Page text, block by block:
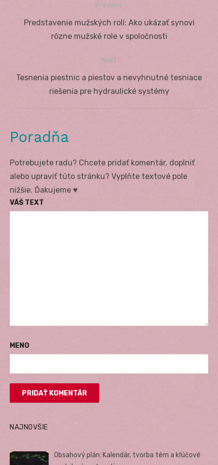
Navigácia
Previous
Previous
Predstavenie mužských rolí: Ako ukázať synovi
rôzne mužské role v spoločnosti
Next
Next
Tesnenia piestnic a piestov a nevyhnutné tesniace
riešenia pre hydraulické systémy
Poradňa
Potrebujete radu? Chcete pridať komentár, doplniť
alebo upraviť túto stránku? Vyplňte textové pole
nižšie. Ďakujeme ♥
VÁŠ TEXT
MENO
NAJNOVŠIE
Obsahový plán: Kalendár, tvorba tém a kľúčové